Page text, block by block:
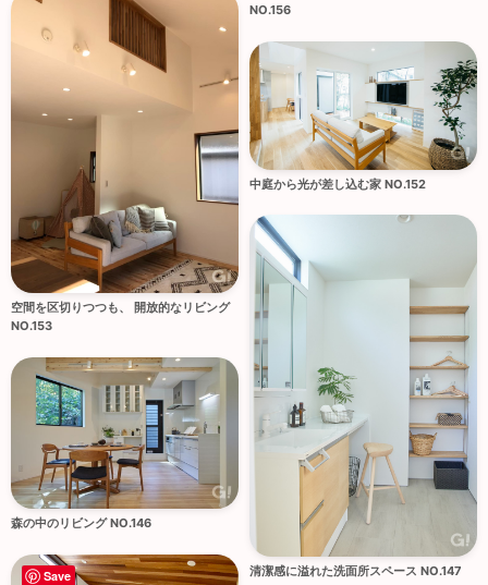
NO.156
空間を区切りつつも、 開放的なリビング
NO.153
中庭から光が差し込む家 NO.152
清潔感に溢れた洗面所スペース NO.147
森の中のリビング NO.146
Save